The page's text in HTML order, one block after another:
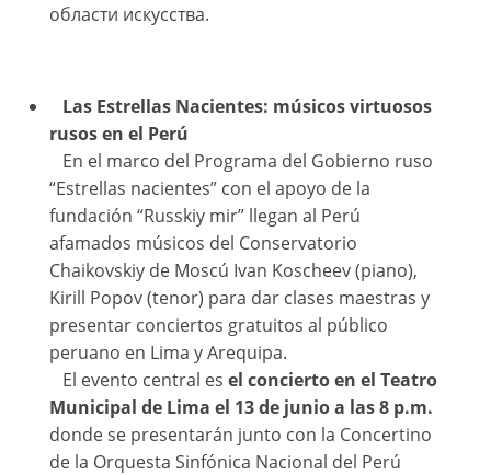
области искусства.
Las Estrellas Nacientes: músicos virtuosos
rusos en el Perú
En el marco del Programa del Gobierno ruso
“Estrellas nacientes” con el apoyo de la
fundación “Russkiy mir” llegan al Perú
afamados músicos del Conservatorio
Chaikovskiy de Moscú Ivan Koscheev (piano),
Kirill Popov (tenor) para dar clases maestras y
presentar conciertos gratuitos al público
peruano en Lima y Arequipa.
El evento central es el concierto en el Teatro
Municipal de Lima el 13 de junio a las 8 p.m.
donde se presentarán junto con la Concertino
de la Orquesta Sinfónica Nacional del Perú